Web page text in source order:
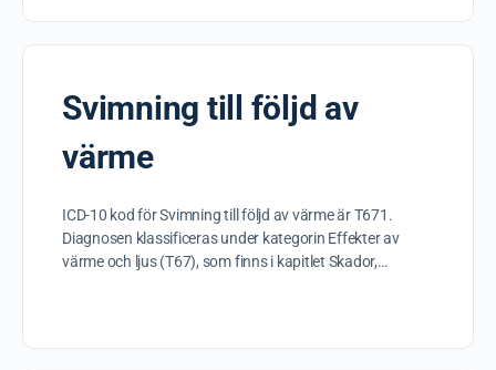
Svimning till följd av
värme
ICD-10 kod för Svimning till följd av värme är T671.
Diagnosen klassificeras under kategorin Effekter av
värme och ljus (T67), som finns i kapitlet Skador,…